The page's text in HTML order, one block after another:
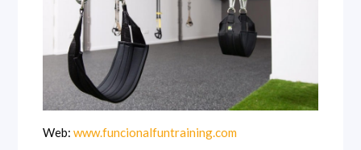
Web:www.funcionalfuntraining.com